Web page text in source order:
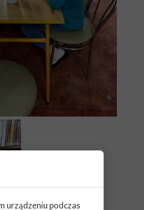
urządzeniu podczas